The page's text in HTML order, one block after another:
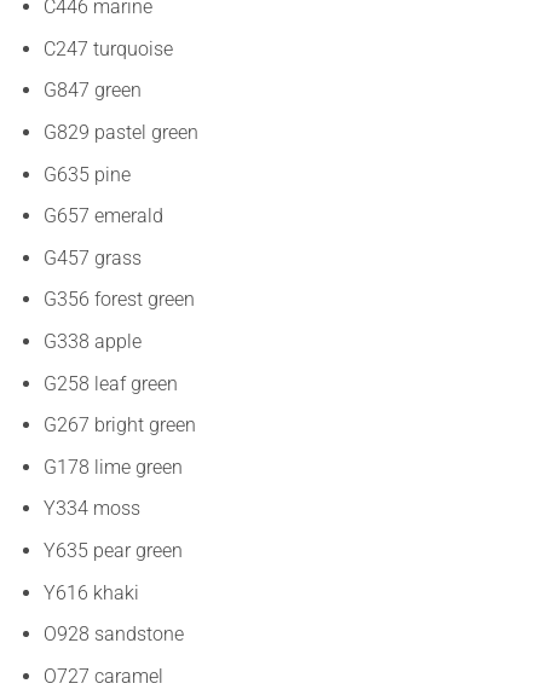
C446 marine
C247 turquoise
G847 green
G829 pastel green
G635 pine
G657 emerald
G457 grass
G356 forest green
G338 apple
G258 leaf green
G267 bright green
G178 lime green
Y334 moss
Y635 pear green
Y616 khaki
O928 sandstone
O727 caramel